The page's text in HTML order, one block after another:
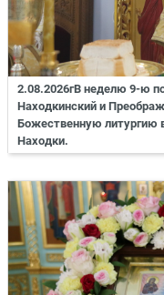
2.08.2026гВ неделю 9-ю
Находкинский и
Божественную литургию
Находки.